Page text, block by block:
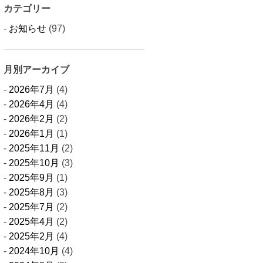
カテゴリー
お知らせ (97)
月別アーカイブ
2026年7月 (4)
2026年4月 (4)
2026年2月 (2)
2026年1月 (1)
2025年11月 (2)
2025年10月 (3)
2025年9月 (1)
2025年8月 (3)
2025年7月 (2)
2025年4月 (2)
2025年2月 (4)
2024年10月 (4)